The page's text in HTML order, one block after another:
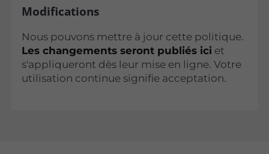
Modifications
Nous pouvons mettre à jour cette politique.
Les changements seront publiés ici et
s'appliqueront dès leur mise en ligne. Votre
utilisation continue signifie acceptation.